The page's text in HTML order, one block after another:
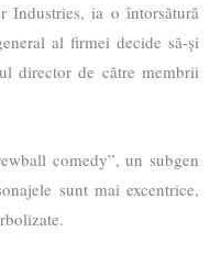
Industries, ia o întorsătură
al firmei decide să-și
director de către membrii
comedy”, un subgen
sunt mai excentrice,